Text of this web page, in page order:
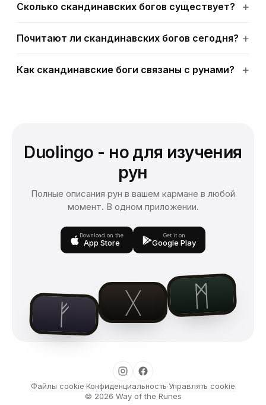
Сколько скандинавских богов существует?
Почитают ли скандинавских богов сегодня?
Как скандинавские боги связаны с рунами?
Duolingo - но для изучения
рун
Полные описания рун в вашем кармане в любой
момент. В одном приложении.
Download on the
App Store
Get it on
Google Play
ᚠ ᚷ ᛗ
Файлы cookie·Конфиденциальность·Управлять cookie
© 2026 Way of the Runes